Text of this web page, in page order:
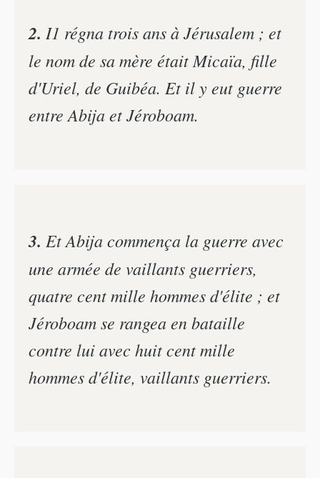
2. I1 régna trois ans à Jérusalem ; et
le nom de sa mère était Micaïa, fille
d'Uriel, de Guibéa. Et il y eut guerre
entre Abija et Jéroboam.
3. Et Abija commença la guerre avec
une armée de vaillants guerriers,
quatre cent mille hommes d'élite ; et
Jéroboam se rangea en bataille
contre lui avec huit cent mille
hommes d'élite, vaillants guerriers.